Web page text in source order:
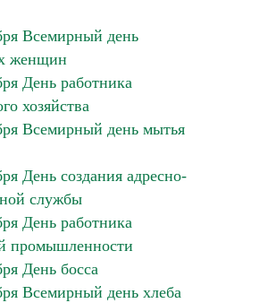
Всемирный день
женщин
День работника
хозяйства
Всемирный день мытья
День создания адресно-
службы
День работника
промышленности
День босса
Всемирный день хлеба